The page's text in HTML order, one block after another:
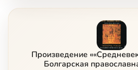
Dostoino Est (Neophit of Rila)
Slavoslovie
Произведение
Болгарская